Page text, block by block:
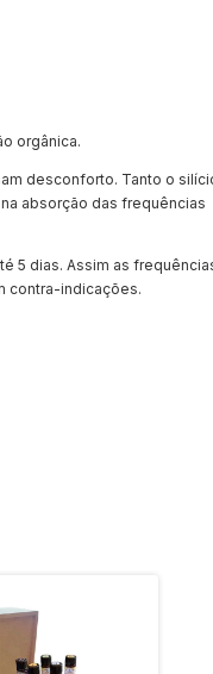
orgânica.
desconforto. Tanto o
absorção das frequências
5 dias. Assim as
contra-indicações.